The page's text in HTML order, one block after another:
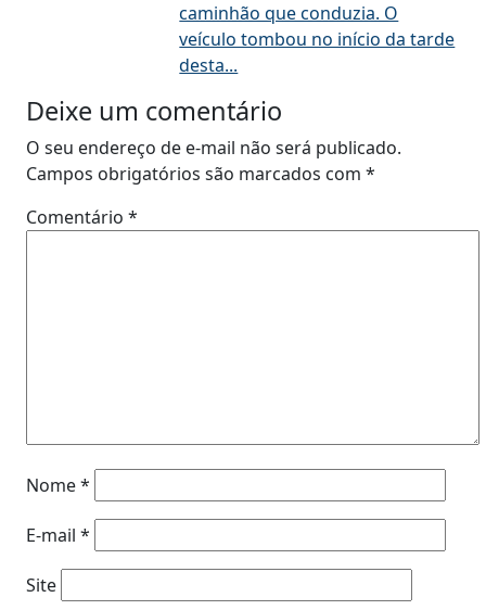
caminhão que conduzia. O
veículo tombou no início da tarde
desta...
Deixe um comentário
O seu endereço de e-mail não será publicado.
Campos obrigatórios são marcados com *
Comentário *
Nome*
E-mail *
Site